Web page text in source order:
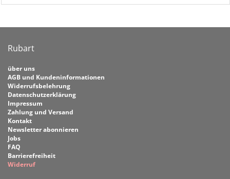
Rubart
über uns
AGB und Kundeninformationen
Widerrufsbelehrung
Datenschutzerklärung
Impressum
Zahlung und Versand
Kontakt
Newsletter abonnieren
Jobs
FAQ
Barrierefreiheit
Widerruf